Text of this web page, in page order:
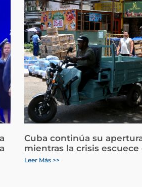
Cuba continúa su
mientras la crisis escuece
Leer Más >>